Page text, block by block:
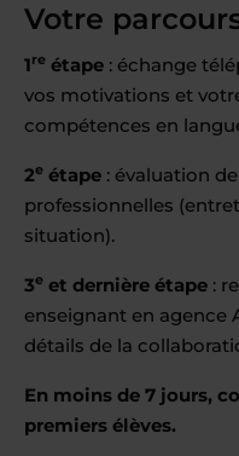
Votre
1re étape : échange
vos motivations et
compétences en
2e étape : évaluation
professionnelles
situation).
3e et dernière étape :
enseignant en agence
détails de la
En moins de 7 jours,
premiers élèves.